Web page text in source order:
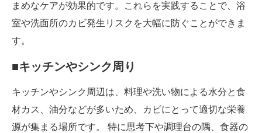
まめなケアが効果的です。これらを実践することで、浴
室や洗面所のカビ発生リスクを大幅に防ぐことができま
す。
■キッチンやシンク周り
キッチンやシンク周辺は、料理や洗い物による水分と食
材カス、油分などが多いため、カビにとって適切な栄養
源が集まる場所です。 特に思考下や調理台の隅、食器の